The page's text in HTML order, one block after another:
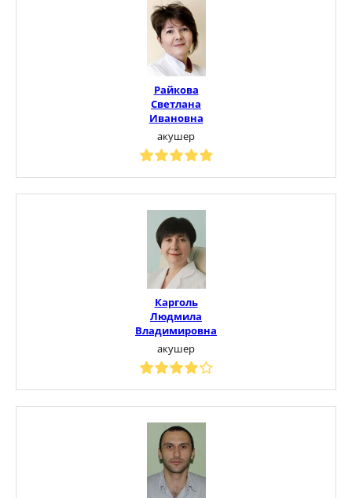
Райкова
Светлана
Ивановна
акушер
Карголь
Людмила
Владимировна
акушер